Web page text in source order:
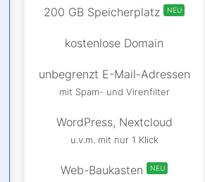
200 GB Speicherplatz NEU
kostenlose Domain
unbegrenzt E-Mail-Adressen
mit Spam- und Virenfilter
WordPress, Nextcloud
u.v.m. mit nur 1 Klick
Web-Baukasten NEU